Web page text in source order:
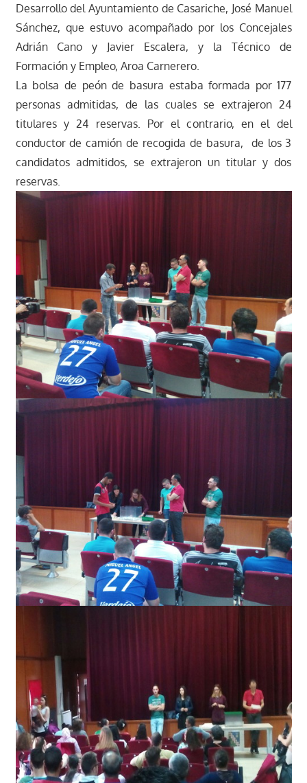
Desarrollo del Ayuntamiento de Casariche, José Manuel
Sánchez, que estuvo acompañado por los Concejales
Adrián Cano y Javier Escalera, y la Técnico de
Formación y Empleo, Aroa Carnerero.
La bolsa de peón de basura estaba formada por 177
personas admitidas, de las cuales se extrajeron 24
titulares y 24 reservas. Por el contrario, en el del
conductor de camión de recogida de basura, de los 3
candidatos admitidos, se extrajeron un titular y dos
reservas.